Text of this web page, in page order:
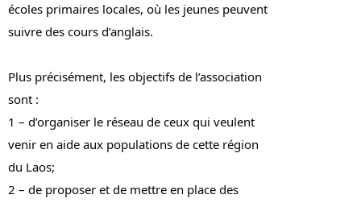
écoles primaires locales, où les jeunes peuvent
suivre des cours d’anglais.
Plus précisément, les objectifs de l’association
sont :
1 – d’organiser le réseau de ceux qui veulent
venir en aide aux populations de cette région
du Laos;
2 – de proposer et de mettre en place des